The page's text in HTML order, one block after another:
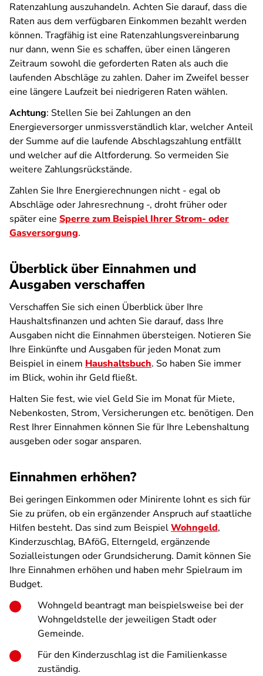
Ratenzahlung auszuhandeln. Achten Sie darauf, dass die
Raten aus dem verfügbaren Einkommen bezahlt werden
können. Tragfähig ist eine Ratenzahlungsvereinbarung
nur dann, wenn Sie es schaffen, über einen längeren
Zeitraum sowohl die geforderten Raten als auch die
laufenden Abschläge zu zahlen. Daher im Zweifel besser
eine längere Laufzeit bei niedrigeren Raten wählen.
Achtung: Stellen Sie bei Zahlungen an den
Energieversorger unmissverständlich klar, welcher Anteil
der Summe auf die laufende Abschlagszahlung entfällt
und welcher auf die Altforderung. So vermeiden Sie
weitere Zahlungsrückstände.
Zahlen Sie Ihre Energierechnungen nicht - egal ob
Abschläge oder Jahresrechnung -, droht früher oder
später eine Sperre zum Beispiel Ihrer Strom- oder
Gasversorgung.
Überblick über Einnahmen und
Ausgaben verschaffen
Verschaffen Sie sich einen Überblick über Ihre
Haushaltsfinanzen und achten Sie darauf, dass Ihre
Ausgaben nicht die Einnahmen übersteigen. Notieren Sie
Ihre Einkünfte und Ausgaben für jeden Monat zum
Beispiel in einem Haushaltsbuch. So haben Sie immer
im Blick, wohin ihr Geld fließt.
Halten Sie fest, wie viel Geld Sie im Monat für Miete,
Nebenkosten, Strom, Versicherungen etc. benötigen. Den
Rest Ihrer Einnahmen können Sie für Ihre Lebenshaltung
ausgeben oder sogar ansparen.
Einnahmen erhöhen?
Bei geringen Einkommen oder Minirente lohnt es sich für
Sie zu prüfen, ob ein ergänzender Anspruch auf staatliche
Hilfen besteht. Das sind zum BeispielWohngeld,
Kinderzuschlag, BAföG, Elterngeld, ergänzende
Sozialleistungen oder Grundsicherung. Damit können Sie
Ihre Einnahmen erhöhen und haben mehr Spielraum im
Budget.
Wohngeld beantragt man beispielsweise bei der
Wohngeldstelle der jeweiligen Stadt oder
Gemeinde.
Für den Kinderzuschlag ist die Familienkasse
zuständig.